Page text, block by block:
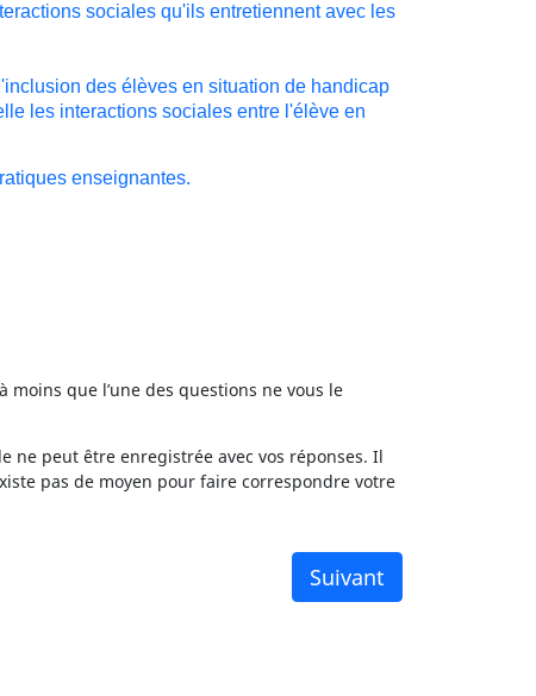
sociales qu'ils entretiennent avec les
des élèves en situation de handicap
les interactions sociales entre l'élève en
enseignantes.
que l’une des questions ne vous le
ne peut être enregistrée avec vos réponses. Il
pas de moyen pour faire correspondre votre
Suivant